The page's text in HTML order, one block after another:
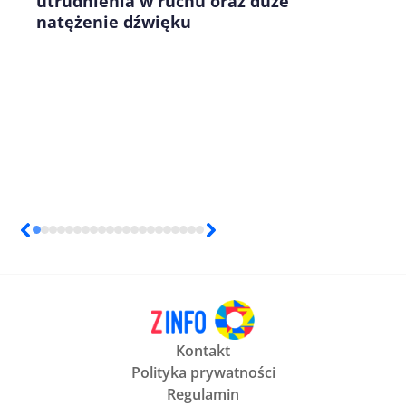
natężenie dźwięku
Kontakt
Polityka prywatności
Regulamin